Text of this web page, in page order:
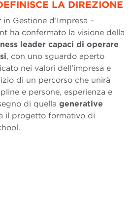
LA DIREZIONE
Gestione d’Impresa –
ha confermato la visione della
leader capaci di operare
, con uno sguardo aperto
nei valori dell’impresa e
di un percorso che unirà
e persone, esperienza e
di quella generative
il progetto formativo di